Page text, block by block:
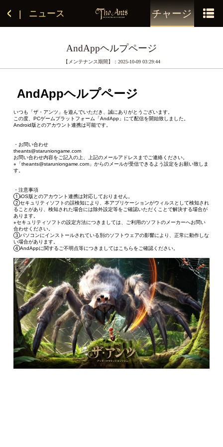
チャージ
ニュース
AndAppヘルプページ
【メンテナンス期間】：2025-10-09 03:29:44
AndAppヘルプページ
いつも「ザ・アンツ」を遊んでいただき、誠にありがとうございます。
この度、PCゲームプラットフォーム「AndApp」にて配信を開始致しました。
Android版とのアカウント連携は可能です。
・お問い合わせ
theants@staruniongame.com
お問い合わせ内容をご記入の上、上記のメールアドレスまでご連絡ください。
※「theants@staruniongame.com」からのメールが受信できるよう設定をお願い致しま
す。
・注意事項
①iOS版とのアカウント連携は対応しておりません。
②セキュリティソフトの誤検知により、本アプリケーションがウィルスとして検知され
ることがあり、検知された場合には除外設定等をご確認いただくことで解決する場合が
あります。
※セキュリティソフトの設定方法につきましては、ご利用のソフトのメーカーへお問い
合わせください。
③パソコンにインストールされている別のソフトウェアの影響により、正常に動作しな
い場合があります。
④AndAppに関するご不明点等につきましてはこちらをご確認ください。